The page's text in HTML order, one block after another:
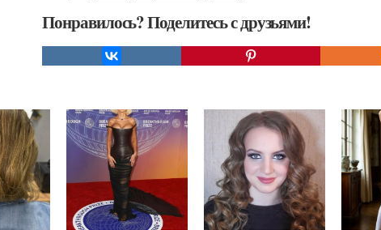
Понравилось? Поделитесь с друзьями!